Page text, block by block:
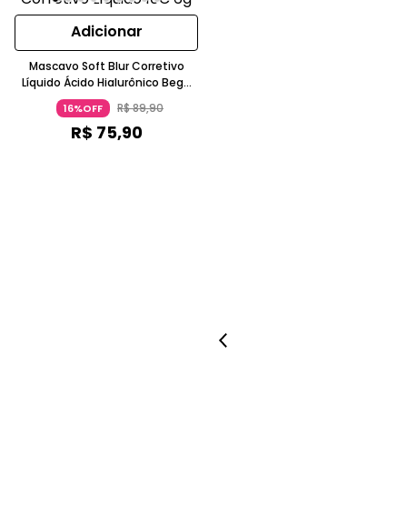
Adicionar
Mascavo Soft Blur Corretivo
Líquido Ácido Hialurônico Bege
Claro MASCAVO
16%OFF R$89,90
R$ 75,90